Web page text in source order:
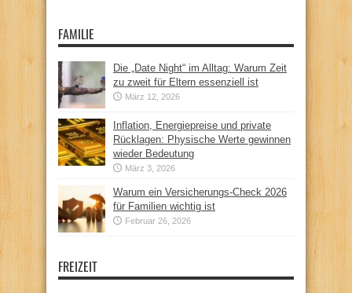
FAMILIE
Die „Date Night“ im Alltag: Warum Zeit
zu zweit für Eltern essenziell ist
März 12, 2026
Inflation, Energiepreise und private
Rücklagen: Physische Werte gewinnen
wieder Bedeutung
März 3, 2026
Warum ein Versicherungs-Check 2026
für Familien wichtig ist
Februar 26, 2026
FREIZEIT